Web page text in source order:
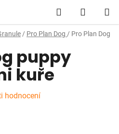
Hledat
KOŠÍK
/ Pro Plan Dog / Pro Plan Dog
puppy
kuře
hodnocení